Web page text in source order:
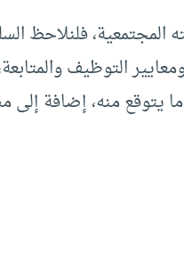
المجتمعية،
التوظيف
يتوقع منه، إضافة